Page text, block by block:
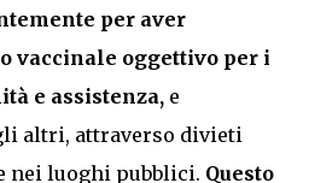
per aver
vaccinale oggettivo per i
e assistenza, e
altri, attraverso divieti
nei luoghi pubblici. Questo